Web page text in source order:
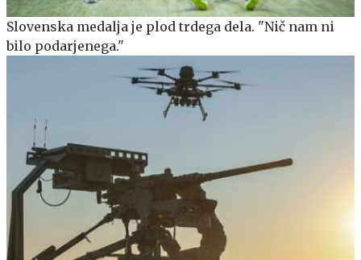
Slovenska medalja je plod trdega dela. "Nič nam ni
bilo podarjenega."